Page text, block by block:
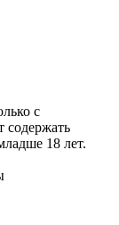
с
содержать
18 лет.